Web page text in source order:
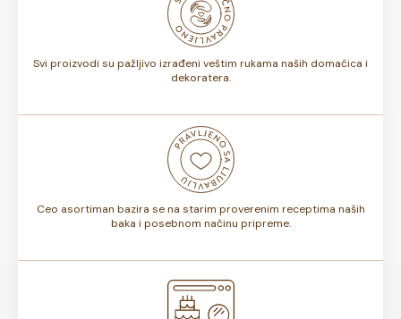
bojama na dečjoj torti ili osmisliti ceo slatki sto u istoj
Svi proizvodi su pažljivo izrađeni veštim rukama naših domaćica i
dekoratera.
Ceo asortiman bazira se na starim proverenim receptima naših
baka i posebnom načinu pripreme.